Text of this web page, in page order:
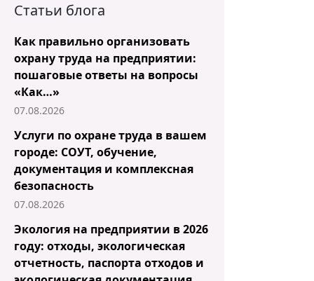
Статьи блога
Как правильно организовать
охрану труда на предприятии:
пошаговые ответы на вопросы
«Как…»
07.08.2026
Услуги по охране труда в вашем
городе: СОУТ, обучение,
документация и комплексная
безопасность
07.08.2026
Экология на предприятии в 2026
году: отходы, экологическая
отчетность, паспорта отходов и